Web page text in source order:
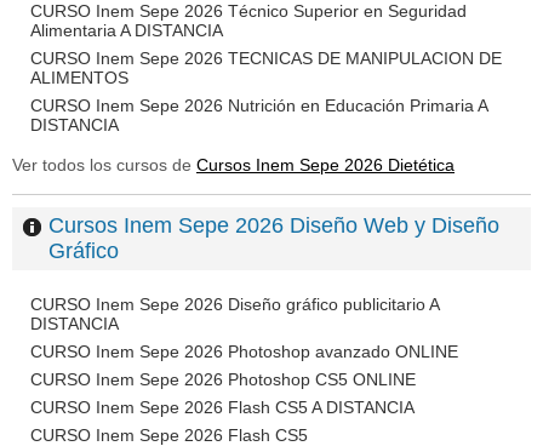
CURSO Inem Sepe 2026 Técnico Superior en Seguridad
Alimentaria A DISTANCIA
CURSO Inem Sepe 2026 TECNICAS DE MANIPULACION DE
ALIMENTOS
CURSO Inem Sepe 2026 Nutrición en Educación Primaria A
DISTANCIA
Ver todos los cursos de Cursos Inem Sepe 2026 Dietética
Cursos Inem Sepe 2026 Diseño Web y Diseño
Gráfico
CURSO Inem Sepe 2026 Diseño gráfico publicitario A
DISTANCIA
CURSO Inem Sepe 2026 Photoshop avanzado ONLINE
CURSO Inem Sepe 2026 Photoshop CS5 ONLINE
CURSO Inem Sepe 2026 Flash CS5 A DISTANCIA
CURSO Inem Sepe 2026 Flash CS5